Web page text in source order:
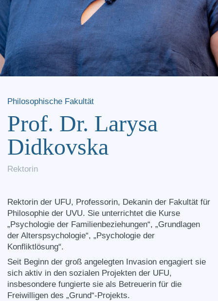
Philosophische Fakultät
Prof. Dr. Larysa
Didkovska
Rektorin
Rektorin der UFU, Professorin, Dekanin der Fakultät für
Philosophie der UVU. Sie unterrichtet die Kurse
„Psychologie der Familienbeziehungen“, „Grundlagen
der Alterspsychologie“, „Psychologie der
Konfliktlösung“.
Seit Beginn der groß angelegten Invasion engagiert sie
sich aktiv in den sozialen Projekten der UFU,
insbesondere fungierte sie als Betreuerin für die
Freiwilligen des „Grund“-Projekts.